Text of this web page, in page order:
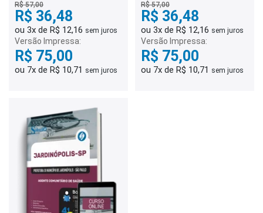
R$ 57,00
R$ 36,48
ou 3x de R$ 12,16 sem juros
Versão Impressa:
R$ 75,00
ou 7x de R$ 10,71 sem juros
R$ 57,00
R$ 36,48
ou 3x de R$ 12,16 sem juros
Versão Impressa:
R$ 75,00
ou 7x de R$ 10,71 sem juros